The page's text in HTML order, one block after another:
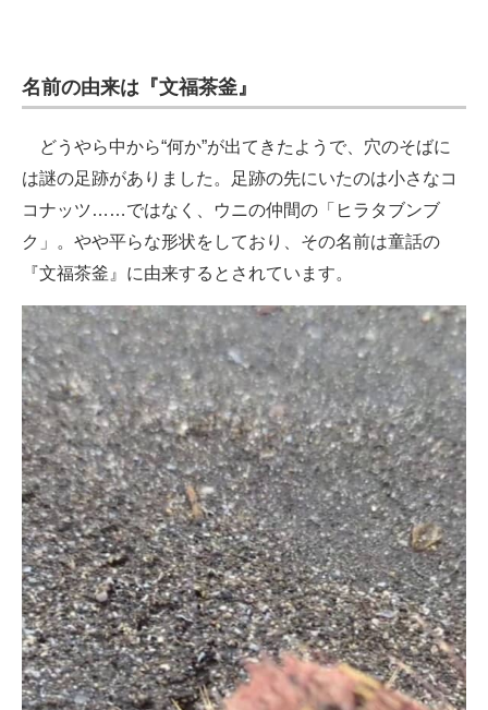
名前の由来は『文福茶釜』
どうやら中から“何か”が出てきたようで、穴のそばに
は謎の足跡がありました。足跡の先にいたのは小さなコ
コナッツ……ではなく、ウニの仲間の「ヒラタブンブ
ク」。やや平らな形状をしており、その名前は童話の
『文福茶釜』に由来するとされています。